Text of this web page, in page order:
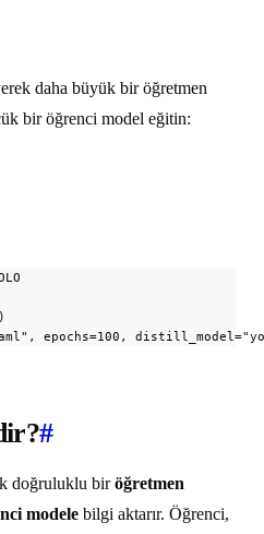
daha büyük bir öğretmen
bir öğrenci model eğitin:
epochs=100,
#
doğruluklu biröğretmen
modele bilgi aktarır. Öğrenci,